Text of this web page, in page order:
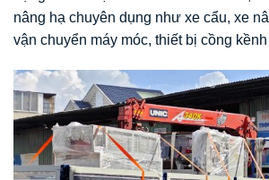
nâng hạ chuyên dụng như xe cẩu, xe
vận chuyển máy móc, thiết bị cồng